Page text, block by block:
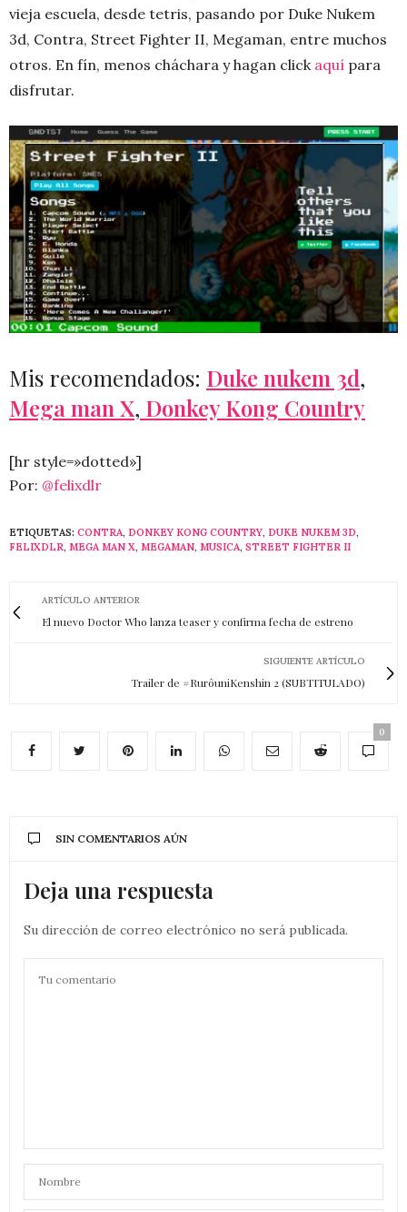
vieja escuela, desde tetris, pasando por Duke Nukem
3d, Contra, Street Fighter II, Megaman, entre muchos
otros. En fín, menos cháchara y hagan click aquí para
disfrutar.
Mis recomendados: Duke nukem 3d,
Mega man X, Donkey Kong Country
[hr style=»dotted»]
Por: @felixdlr
ETIQUETAS: CONTRA, DONKEY KONG COUNTRY, DUKE NUKEM 3D,
FELIXDLR, MEGA MAN X, MEGAMAN, MUSICA, STREET FIGHTER II
ARTÍCULO ANTERIOR
El nuevo Doctor Who lanza teaser y confirma fecha de estreno
SIGUIENTE ARTÍCULO
Trailer de #RurôuniKenshin 2 (SUBTITULADO)
0
SIN COMENTARIOS AÚN
Deja una respuesta
Su dirección de correo electrónico no será publicada.